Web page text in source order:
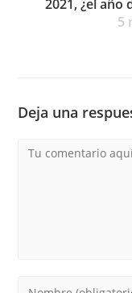
2021, ¿el año
5
Deja una